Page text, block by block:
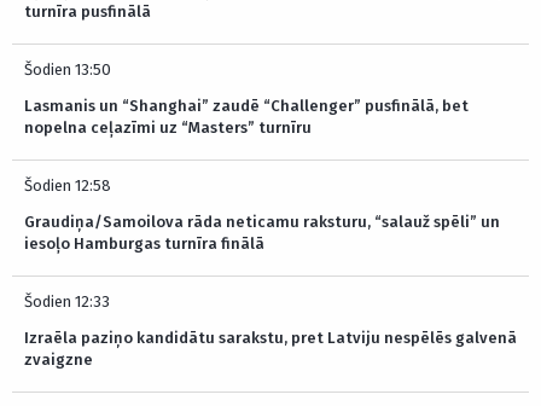
turnīra pusfinālā
Šodien 13:50
Lasmanis un “Shanghai” zaudē “Challenger” pusfinālā, bet
nopelna ceļazīmi uz “Masters” turnīru
Šodien 12:58
Graudiņa/Samoilova rāda neticamu raksturu, “salauž spēli” un
iesoļo Hamburgas turnīra finālā
Šodien 12:33
Izraēla paziņo kandidātu sarakstu, pret Latviju nespēlēs galvenā
zvaigzne